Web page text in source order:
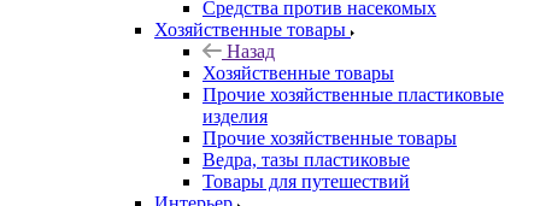
Средства против насекомых
Хозяйственные товары
Назад
Хозяйственные товары
Прочие хозяйственные пластиковые
изделия
Прочие хозяйственные товары
Ведра, тазы пластиковые
Товары для путешествий